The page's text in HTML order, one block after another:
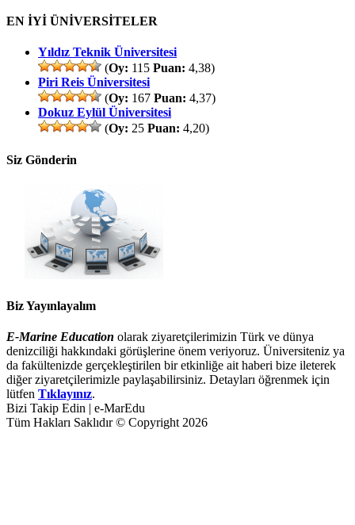
EN İYİ ÜNİVERSİTELER
Yıldız Teknik Üniversitesi
(Oy: 115 Puan: 4,38)
Piri Reis Üniversitesi
(Oy: 167 Puan: 4,37)
Dokuz Eylül Üniversitesi
(Oy: 25 Puan: 4,20)
Siz Gönderin
Biz Yayınlayalım
E-Marine Education olarak ziyaretçilerimizin Türk ve dünya
denizciliği hakkındaki görüşlerine önem veriyoruz. Üniversiteniz ya
da fakültenizde gerçekleştirilen bir etkinliğe ait haberi bize ileterek
diğer ziyaretçilerimizle paylaşabilirsiniz. Detayları öğrenmek için
lütfen Tıklayınız.
Bizi Takip Edin | e-MarEdu
Tüm Hakları Saklıdır © Copyright 2026